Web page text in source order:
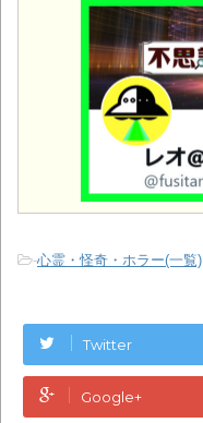
-心霊・怪奇・ホラー(一覧)
Twitter
Google+